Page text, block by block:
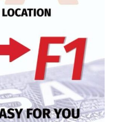
নির্বাচন চাই: না‌ছিম
হামলায়